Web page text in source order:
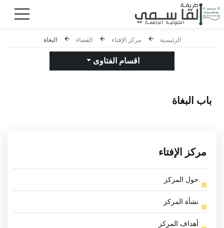
الرئيسية مركز الإفتاء القضاء البغاة
اقسام الفتاوى
باب البغاة
مركز الإفتاء
حول المركز
نشأة المركز
أهداف المركز